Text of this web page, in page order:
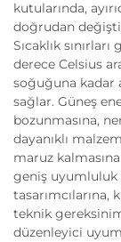
kutularında,
doğrudan
Sıcaklık
derece Celsius
soğuğuna kadar
sağlar. Güneş
bozunmasına,
dayanıklı
maruz
geniş uyumluluk
teknik
düzenleyici